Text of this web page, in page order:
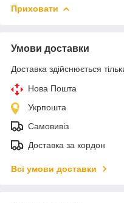
Приховати
Умови доставки
Доставка здійснюється
Нова Пошта
Укрпошта
Самовивіз
Доставка за кордон
Всі умови доставки